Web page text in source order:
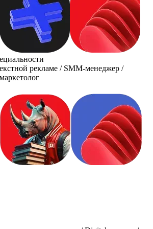
рекламе / SMM-менеджер /